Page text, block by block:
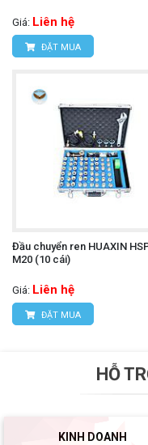
Giá: Liên hệ
ĐẶT MUA
Đầu chuyển ren HUAXIN
M20 (10 cái)
Giá: Liên hệ
ĐẶT MUA
HỖ
KINH DOANH